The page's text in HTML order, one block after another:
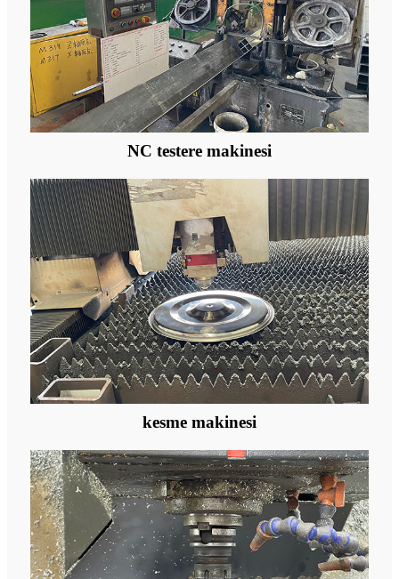
NC testere makinesi
kesme makinesi